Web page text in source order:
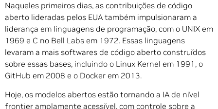
Naqueles primeiros dias, as contribuições de código
aberto lideradas pelos EUA também impulsionaram a
liderança em linguagens de programação, com o UNIX em
1969 e C no Bell Labs em 1972. Essas linguagens
levaram a mais softwares de código aberto construídos
sobre essas bases, incluindo o Linux Kernel em 1991, o
GitHub em 2008 e o Docker em 2013.
Hoje, os modelos abertos estão tornando a IA de nível
frontier amplamente acessível, com controle sobre a